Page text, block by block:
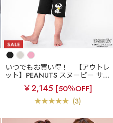
いつでもお買い得！
【アウトレ
ット】PEANUTS スヌーピー サン
グラス 半袖 綿混 キッズ 上下セ
ット
￥2,145 [50％OFF]
(3)